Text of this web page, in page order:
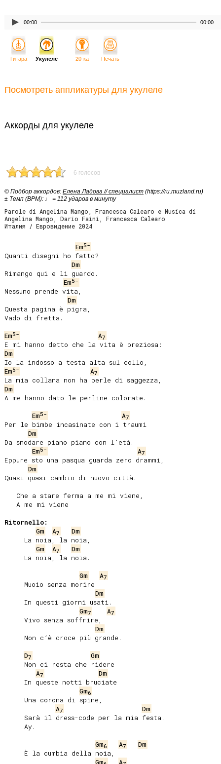
00:00 00:00
Аккорды для укулеле
6 голосов
© Подбор аккордов: Елена Ладова // специалист (https://ru.muzland.ru)
± Темп (BPM): ♩ = 112 ударов в минуту
Parole di Angelina Mango, Francesca Calearo e Musica di
Angelina Mango, Dario Faini, Francesca Calearo
Италия / Евровидение 2024
Em5-
Quanti disegni ho fatto?
Dm
Rimango qui e li guardo.
Em5-
Nessuno prende vita,
Dm
Questa pagina è pigra,
Vado di fretta.
Em5- A7
Dm
Em5- A7
Dm
A me hanno dato le perline colorate.
Em5- A7
Per le bimbe incasinate con i traumi
Dm
Da snodare piano piano con l’età.
Em5- A7
Eppure sto una pasqua guarda zero drammi,
Dm
Quasi quasi cambio di nuovo città.
Ritornello:
Gm
A7
Dm
Gm
A7
Dm
Gm
A7
Dm
Gm7 A7
Dm
D7
Gm
A7
Dm
Gm6
A7
Dm
Gm6 A7
Dm
Gm
A
Гитара Укулеле 20-ка Печать
Посмотреть аппликатуры для укулеле